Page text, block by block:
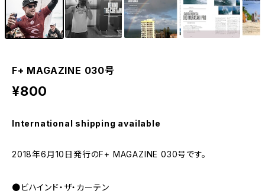
F+ MAGAZINE 030号
¥800
International shipping available
2018年6月10日発行のF+ MAGAZINE 030号です。
●ビハインド・ザ・カーテン